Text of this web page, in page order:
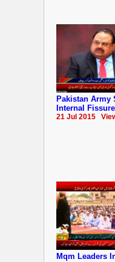
Pakistan Army
Internal
21 Jul 2015
Mqm Leaders